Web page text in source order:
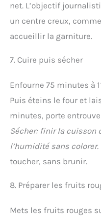
net. L’objectif
un centre creux,
accueillir la garniture.
7. Cuire puis sécher
Enfourne 75 minutes à
Puis éteins le four et
minutes, porte
Sécher: finir la cuisson
l’humidité sans colorer.
toucher, sans brunir.
8. Préparer les fruits
Mets les fruits rouges